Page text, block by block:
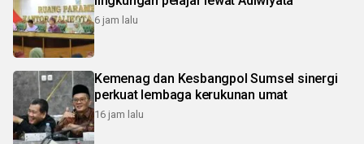
6 jam lalu
Kemenag dan Kesbangpol Sumsel sinergi
perkuat lembaga kerukunan umat
16 jam lalu